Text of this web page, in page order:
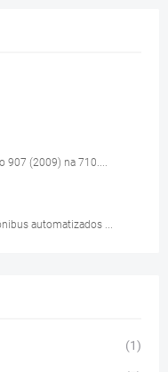
907 (2009) na 710....
automatizados ...
(1)